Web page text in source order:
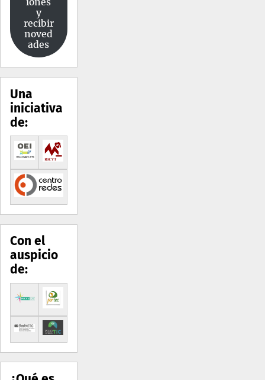
y
recibir
noved
ades
Una
iniciativa
de:
Con el
auspicio
de: